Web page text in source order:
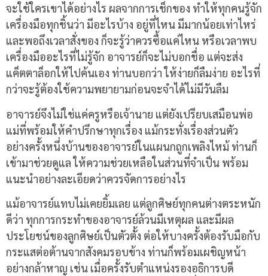
จะใช้ใครเขาได้อย่างไร ผลจากการเช็กของ ทำให้ทุกคนรู้จัก
เครื่องมือทุกชิ้นว่า มีอะไรบ้าง อยู่ที่ไหน มีมากน้อยเท่าไหร่
และพอถึงเวลาสั่งของ ก็จะรู้ว่าควรซื้อแค่ไหน หรือเวลาพบ
เครื่องมืออะไรที่ไม่รู้จัก อาจารย์ก็จะไม่บอกชื่อ แต่จะส่ง
แค็ตตาล็อกให้ไปค้นเอง ท่านบอกว่า ให้ง่ายก็ลืมง่าย อะไรที่
กว่าจะรู้ต้องใช้ความพยายามก่อนจะจำได้ไม่มีวันลืม
อาจารย์จึงไม่ใช่แค่ครูหรือเจ้านาย แต่ยังเปรียบเสมือนพ่อ
แม่ที่พร้อมให้คำปรึกษาทุกเรื่อง แม้กระทั่งเรื่องส่วนตัว
อย่างครั้งหนึ่งบ้านของอาจารย์ในแผนกถูกเพลิงไหม้ ท่านก็
เข้ามาช่วยดูแล ให้ความช่วยเหลือในส่วนที่จำเป็น พร้อม
แนะนำอย่างละเอียดว่าควรจัดการอย่างไร
แม้อาจารย์แทบไม่เคยยิ้มเลย แต่ลูกศิษย์ทุกคนต่างตระหนัก
ดีว่า ทุกการกระทำของอาจารย์ล้วนมีเหตุผล และมีผล
ประโยชน์ของลูกศิษย์เป็นตัวตั้ง ต่อให้บางครั้งต้องรับมือกับ
กระแสต่อต้านจากสังคมรอบข้าง ท่านก็พร้อมเผชิญหน้า
อย่างกล้าหาญ เช่น เมื่อครั้งรับตำแหน่งรองอธิการบดี